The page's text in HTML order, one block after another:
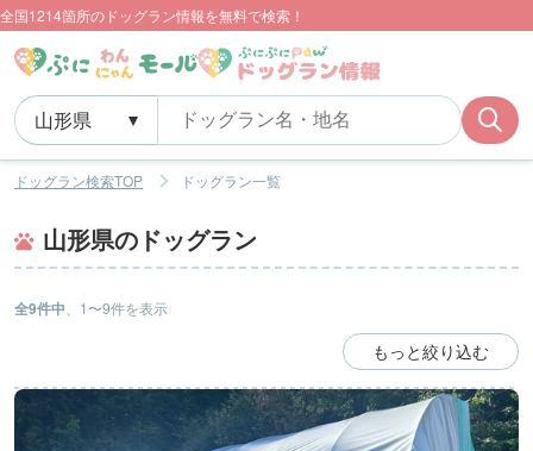
全国1214箇所のドッグラン情報を無料で検索！
ドッグラン検索TOP ドッグラン一覧
山形県のドッグラン
全9件中 、1〜9件を表示
もっと絞り込む